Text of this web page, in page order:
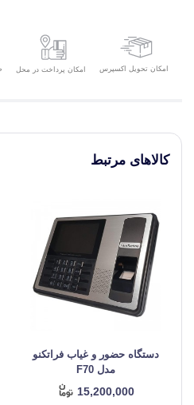
امکان تحویل اکسپرس امکان پرداخت در محل
کالاهای مرتبط
دستگاه حضور و غیاب فراتکنو
مدل F70
15,200,000